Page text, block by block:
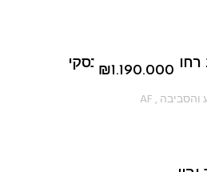
₪1.190.000
יוהנה זבוטינסקי
והסביבה ,
AF